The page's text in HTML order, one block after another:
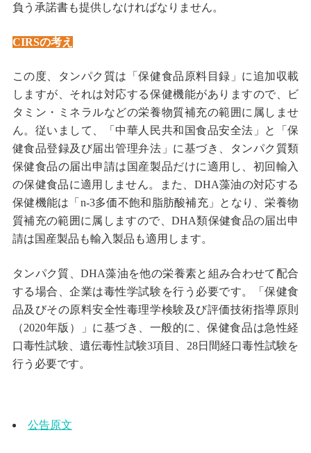
負う承諾書も提供しなければなりません。
CIRSの考え
この度、タンパク質は「保健食品原料目録」に追加収載
しますが、それは対応する保健機能がありますので、ビ
タミン・ミネラルなどの栄養物質補充の範囲に属しませ
ん。従いまして、「中華人民共和国食品安全法」と「保
健食品登録及び届出管理弁法」に基づき、タンパク質類
保健食品の届出申請は国産製品だけに適用し、初回輸入
の保健食品に適用しません。また、 DHA藻油の対応する
保健機能は「 n-3多価不飽和脂肪酸補充」となり、栄養物
質補充の範囲に属しますので、 DHA類保健食品の届出申
請は国産製品も輸入製品も適用します。
タンパク質、DHA藻油を他の栄養素と組み合わせて配合
する場合、企業は毒性学試験を行う必要です。「保健食
品及びその原料安全性毒理学検験及び評価技術指導原則
（2020年版）」に基づき、一般的に、保健食品は急性経
口毒性試験、遺伝毒性試験3項目、 28日間経口毒性試験を
行う必要です。
公告原文